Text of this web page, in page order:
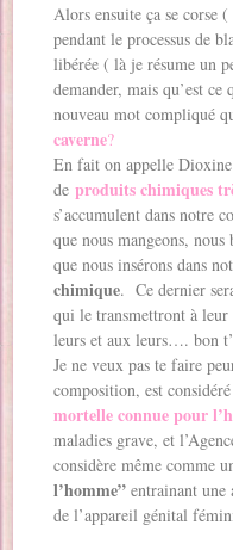
Alors ensuite ça se corse
pendant le processus de
libérée ( là je résume un
demander, mais qu’est
nouveau mot compliqué
caverne?
En fait on appelle
deproduits chimiques
s’accumulent dans notre
que nous mangeons,
que nous insérons dans
chimique. Ce dernier
qui le transmettront à
leurs et aux leurs…. bon
Je ne veux pas te faire
composition, est
mortelle connue pour
maladies grave, et
considère même comme
l’homme” entrainant une
de l’appareil génital